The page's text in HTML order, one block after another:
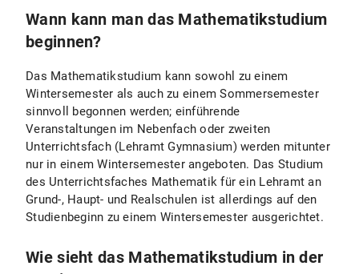
Wann kann man das Mathematikstudium
beginnen?
Das Mathematikstudium kann sowohl zu einem
Wintersemester als auch zu einem Sommersemester
sinnvoll begonnen werden; einführende
Veranstaltungen im Nebenfach oder zweiten
Unterrichtsfach (Lehramt Gymnasium) werden mitunter
nur in einem Wintersemester angeboten. Das Studium
des Unterrichtsfaches Mathematik für ein Lehramt an
Grund-, Haupt- und Realschulen ist allerdings auf den
Studienbeginn zu einem Wintersemester ausgerichtet.
Wie sieht das Mathematikstudium in der